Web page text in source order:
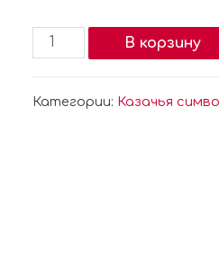
В корзину
Категории: Казачья